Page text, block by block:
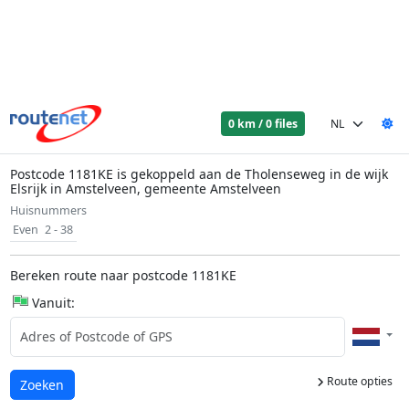
0 km / 0 files
Postcode 1181KE is gekoppeld aan de Tholenseweg in de wijk
Elsrijk in Amstelveen, gemeente Amstelveen
Huisnummers
Even 2 - 38
Bereken route naar postcode 1181KE
Vanuit:
Route opties
Laden...
Zoeken